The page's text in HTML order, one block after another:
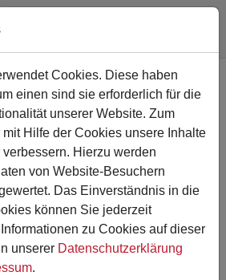
Cookies. Diese haben
einen sind sie erforderlich für die
unserer Website. Zum
Hilfe der Cookies unsere Inhalte
Hierzu werden
von Website-Besuchern
Das Einverständnis in die
können Sie jederzeit
zu Cookies auf dieser
unserer Datenschutzerklärung
.